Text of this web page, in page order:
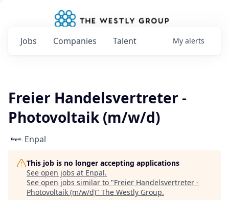
Jobs Companies Talent My alerts
Freier Handelsvertreter -
Photovoltaik (m/w/d)
Enpal
This job is no longer accepting applications
See open jobs at Enpal.
See open jobs similar to "Freier Handelsvertreter -
Photovoltaik (m/w/d)" The Westly Group.